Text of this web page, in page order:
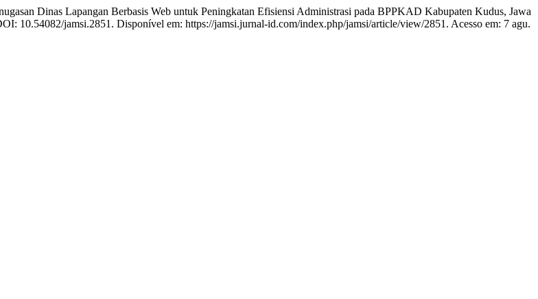
Dinas Lapangan Berbasis Web untuk Peningkatan Efisiensi Administrasi pada BPPKAD Kabupaten Kudus, Jawa
10.54082/jamsi.2851. Disponível em: https://jamsi.jurnal-id.com/index.php/jamsi/article/view/2851. Acesso em: 7 agu.